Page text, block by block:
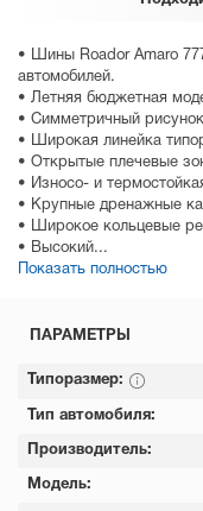
• Шины Roador Amaro
автомобилей.
• Летняя бюджетная
• Симметричный
• Широкая линейка
• Открытые плечевые
• Износо- и
• Крупные дренажные
• Широкое кольцевые
• Высокий...
Показать полностью
ПАРАМЕТРЫ
Типоразмер:
Тип автомобиля:
Производитель:
Модель: